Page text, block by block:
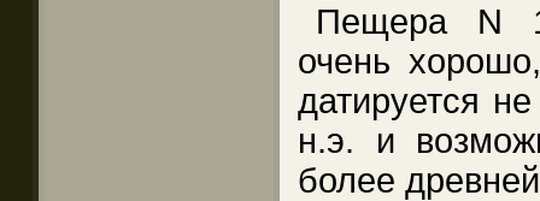
Пещера N
очень
датируется
н.э. и
более